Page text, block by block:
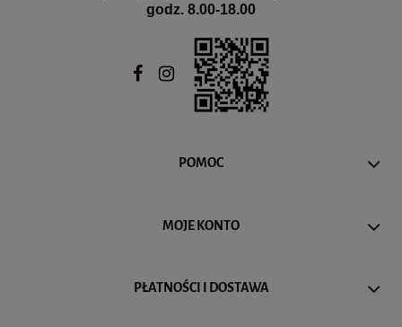
godz. 8.00-18.00
POMOC
MOJE KONTO
PŁATNOŚCI I DOSTAWA